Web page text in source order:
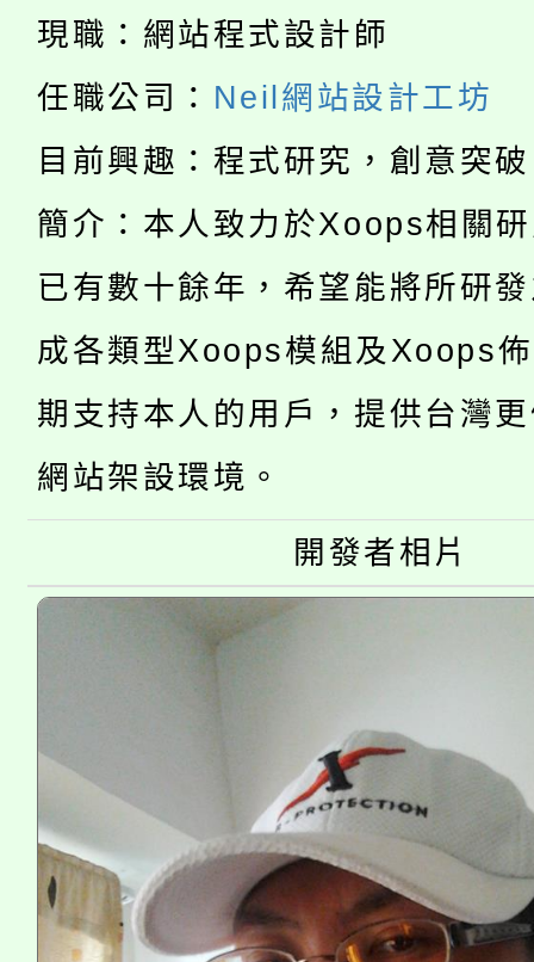
代理(課)教師甄選結果(
轉知中國文化大學推廣
《TA101》溝通分析基
程，歡迎學生輔導中心
心理、諮商輔導、社會
系所師生報名參加。
淨零綠生活教案入校路
會
115年食農教育專業人
程
學期銜接期間理賠案件
學籍身 分審查程序及
版
淨零綠領人才培育課程
代理(課)教師甄選結果(
「2026金融保險知識
桃園市115學年度學生
生本土語及新住民語歌
公告本校115學年度第
代理(課)教師甄選結果
公告本校115學年度第
代理(課)教師甄選結果
轉知中國文化大學推廣
《TA101》溝通分析基
程，歡迎學生輔導中心
心理、諮商輔導、社會
系所師生報名參加。
現職：網站程式設計師
任職公司： Neil網站設計工坊
目前興趣：程式研究，創意突
簡介：本人致力於Xoops相關
已有數十餘年，希望能將所研
成各類型Xoops模組及Xoops
期支持本人的用戶，提供台灣
網站架設環境。
開發者相片